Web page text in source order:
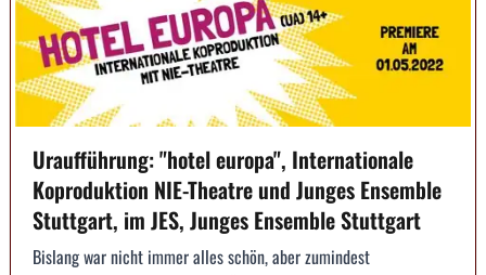
Uraufführung: "hotel europa", Internationale
Koproduktion NIE-Theatre und Junges Ensemble
Stuttgart, im JES, Junges Ensemble Stuttgart
Bislang war nicht immer alles schön, aber zumindest